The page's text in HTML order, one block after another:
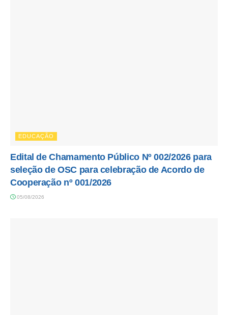
EDUCAÇÃO
Edital de Chamamento Público Nº 002/2026 para
seleção de OSC para celebração de Acordo de
Cooperação nº 001/2026
05/08/2026